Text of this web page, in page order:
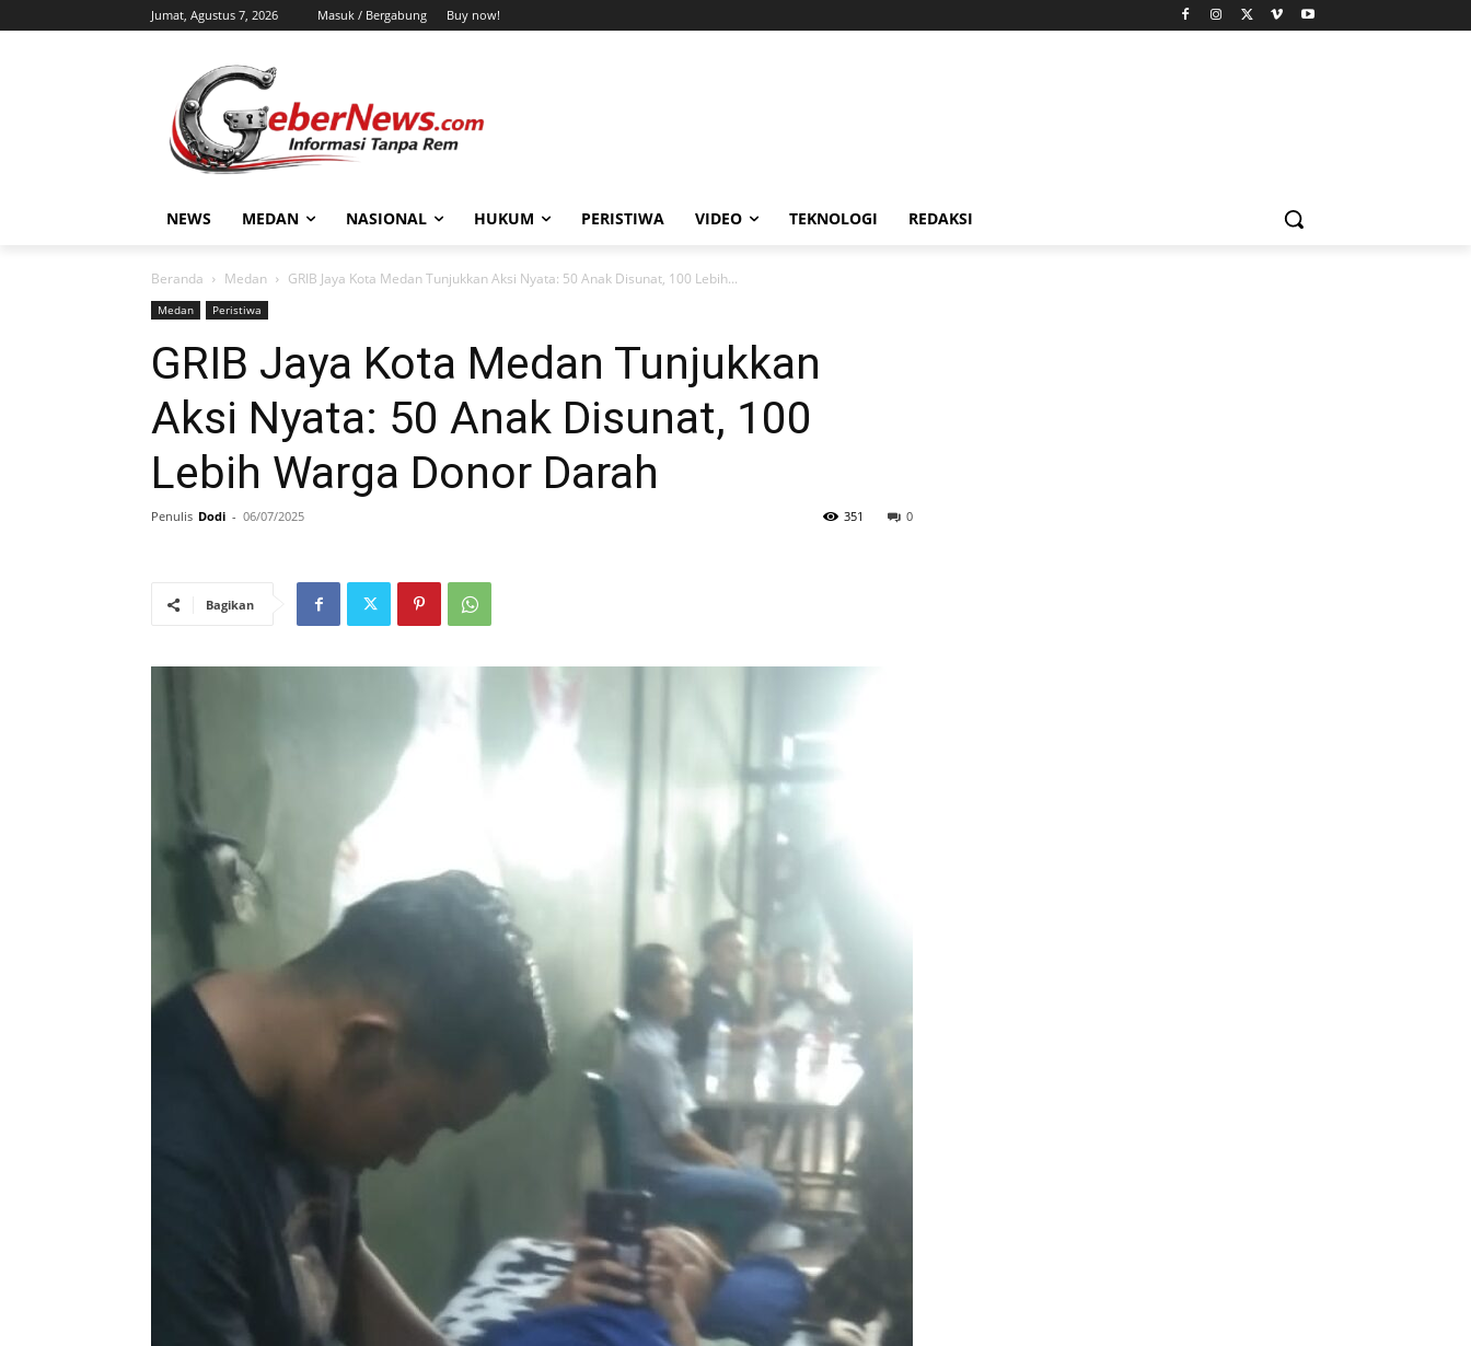
Jumat, Agustus 7, 2026 Masuk / Bergabung Buy now!
NEWS MEDAN NASIONAL HUKUM PERISTIWA VIDEO TEKNOLOGI REDAKSI
Beranda Medan GRIB Jaya Kota Medan Tunjukkan Aksi Nyata: 50 Anak Disunat, 100 Lebih...
Medan Peristiwa
GRIB Jaya Kota Medan Tunjukkan
Aksi Nyata: 50 Anak Disunat, 100
Lebih Warga Donor Darah
Penulis Dodi - 06/07/2025 0
351
Bagikan